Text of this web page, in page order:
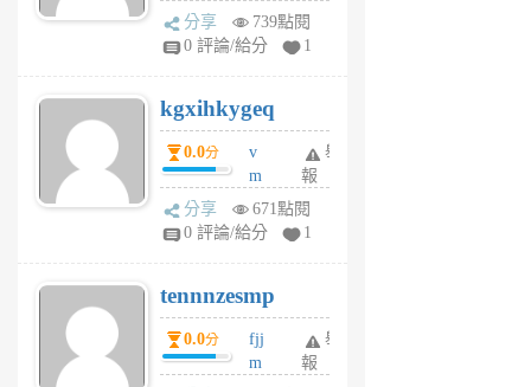
wi
w
6
個
月
前
分享
739點閱
0 評論/給分
1
kgxihkygeq
0.0分
v
m
sg
sr
6
個
月
前
舉
報
分享
671點閱
0 評論/給分
1
tennnzesmp
0.0分
fjj
m
舉
報